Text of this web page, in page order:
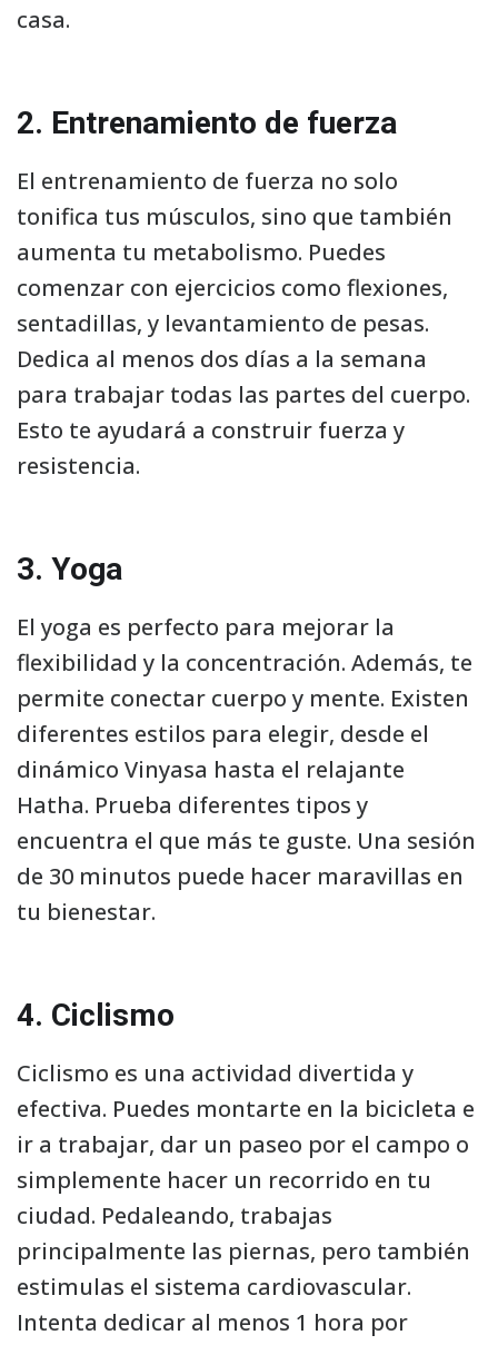
casa.
2. Entrenamiento de fuerza
El entrenamiento de fuerza no solo
tonifica tus músculos, sino que también
aumenta tu metabolismo. Puedes
comenzar con ejercicios como flexiones,
sentadillas, y levantamiento de pesas.
Dedica al menos dos días a la semana
para trabajar todas las partes del cuerpo.
Esto te ayudará a construir fuerza y
resistencia.
3. Yoga
El yoga es perfecto para mejorar la
flexibilidad y la concentración. Además, te
permite conectar cuerpo y mente. Existen
diferentes estilos para elegir, desde el
dinámico Vinyasa hasta el relajante
Hatha. Prueba diferentes tipos y
encuentra el que más te guste. Una sesión
de 30 minutos puede hacer maravillas en
tu bienestar.
4. Ciclismo
Ciclismo es una actividad divertida y
efectiva. Puedes montarte en la bicicleta e
ir a trabajar, dar un paseo por el campo o
simplemente hacer un recorrido en tu
ciudad. Pedaleando, trabajas
principalmente las piernas, pero también
estimulas el sistema cardiovascular.
Intenta dedicar al menos 1 hora por